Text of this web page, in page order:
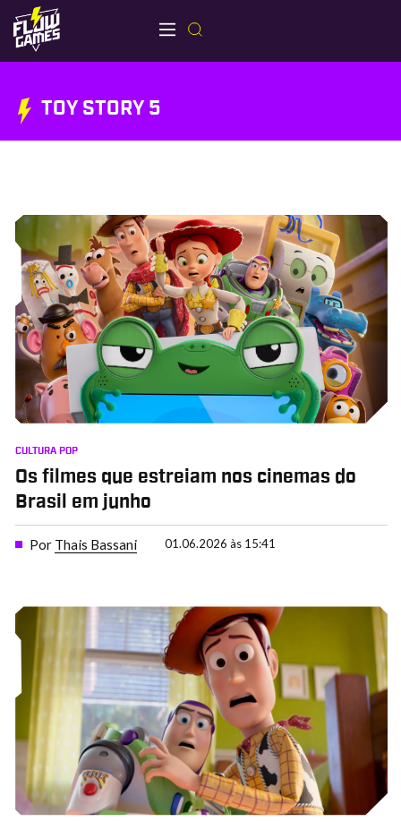
TOY STORY 5
CULTURA POP
Os filmes que estreiam nos cinemas do
Brasil em junho
Por Thais Bassani 01.06.2026 às 15:41